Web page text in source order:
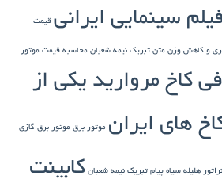
سینمایی ایرانی قیمت
و کاهش وزن متن تبریک نیمه شعبان محاسبه قیمت موتور
کاخ مروارید یکی از
های ایران موتور برق موتور برق گازی
هلیله سیاه پیام تبریک نیمه شعبان کابینت